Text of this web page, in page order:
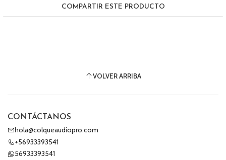
COMPARTIR ESTE PRODUCTO
VOLVER ARRIBA
CONTÁCTANOS
hola@colqueaudiopro.com
+56933393541
56933393541